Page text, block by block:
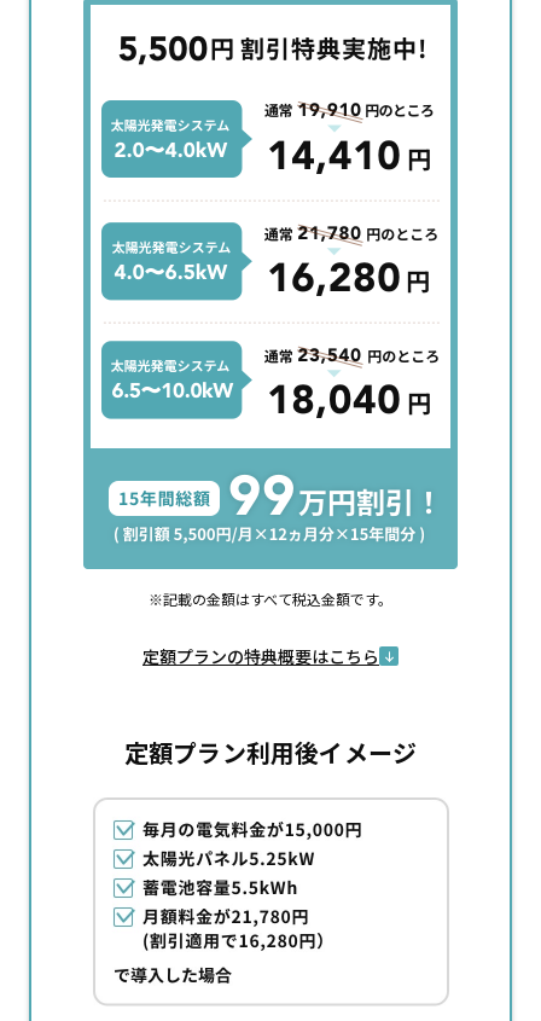
記載の金額はすべて税込金額です。
定額プランの特典概要はこちら
定額プラン利用後イメージ